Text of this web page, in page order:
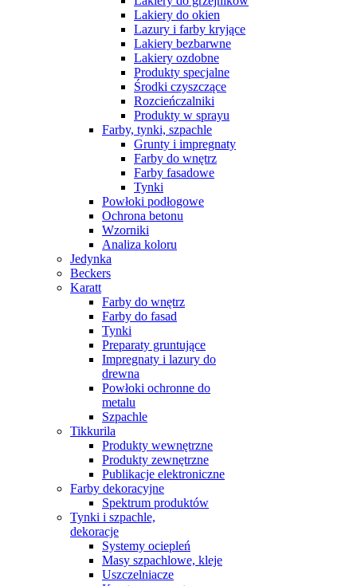
Lakiery do okien
Lazury i farby kryjące
Lakiery bezbarwne
Lakiery ozdobne
Produkty specjalne
Środki czyszczące
Rozcieńczalniki
Produkty w sprayu
Farby, tynki, szpachle
Grunty i impregnaty
Farby do wnętrz
Farby fasadowe
Tynki
Powłoki podłogowe
Ochrona betonu
Wzorniki
Analiza koloru
Jedynka
Beckers
Karatt
Farby do wnętrz
Farby do fasad
Tynki
Preparaty gruntujące
Impregnaty i lazury do
drewna
Powłoki ochronne do
metalu
Szpachle
Tikkurila
Produkty wewnętrzne
Produkty zewnętrzne
Publikacje elektroniczne
Farby dekoracyjne
Spektrum produktów
Tynki i szpachle,
dekoracje
Systemy ociepleń
Masy szpachlowe, kleje
Uszczelniacze